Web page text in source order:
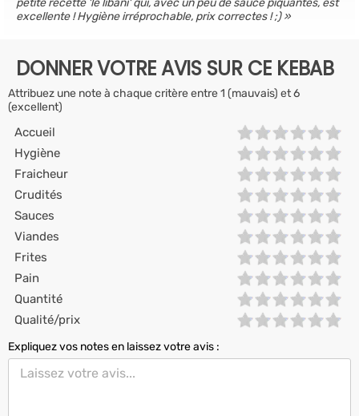
petite recette 'le libani' qui, avec un peu de sauce piquantes, est
excellente ! Hygiène irréprochable, prix correctes ! ;)
DONNER VOTRE AVIS SUR CE KEBAB
Attribuez une note à chaque critère entre 1 (mauvais) et 6
(excellent)
Accueil
Hygiène
Fraicheur
Crudités
Sauces
Viandes
Frites
Pain
Quantité
Qualité/prix
Expliquez vos notes en laissez votre avis :